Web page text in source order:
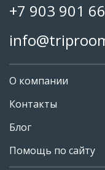
+7 903 901
О компании
Контакты
Блог
Помощь по сайту